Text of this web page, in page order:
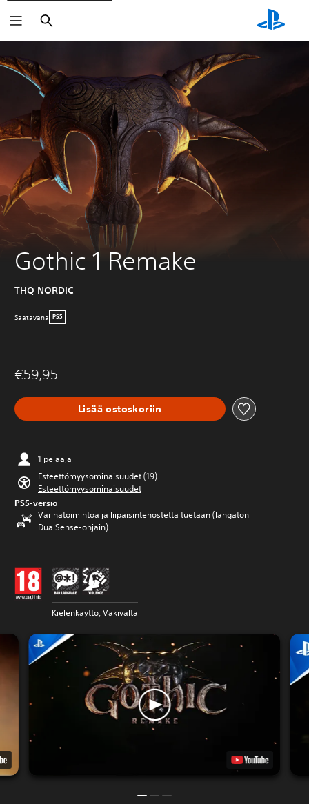
Haku
Gothic 1 Remake
THQ NORDIC
Saatavana PS5
€59,95
Lisää ostoskoriin
1 pelaaja
Esteettömyysominaisuudet (19)
Esteettömyysominaisuudet
PS5-versio
Värinätoimintoa ja liipaisintehostetta tuetaan (langaton
DualSense-ohjain)
Kielenkäyttö, Väkivalta